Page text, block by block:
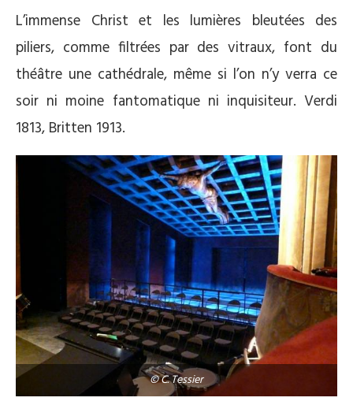
L’immense Christ et les lumières bleutées des
piliers, comme filtrées par des vitraux, font du
théâtre une cathédrale, même si l’on n’y verra ce
soir ni moine fantomatique ni inquisiteur. Verdi
1813, Britten 1913.
© C. Tessier